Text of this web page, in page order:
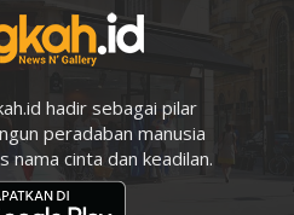
hadir sebagai pilar
peradaban manusia
nama cinta dan keadilan.